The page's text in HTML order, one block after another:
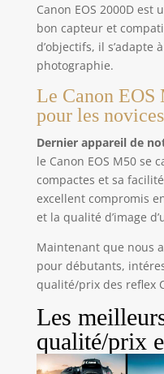
Canon EOS 2000D est
bon capteur et
d’objectifs, il s’adapte
photographie.
Le Canon EOS
pour les novices
Dernier appareil de
le Canon EOS M50 se
compactes et sa
excellent compromis
et la qualité d’image
Maintenant que nous
pour débutants,
qualité/prix des reflex
Les
qualité/prix